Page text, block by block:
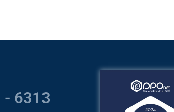
6313